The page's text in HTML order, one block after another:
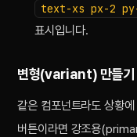
text-xs px-2
표시입니다.
변형(variant) 만들기
같은 컴포넌트라도 상황
버튼이라면 강조용